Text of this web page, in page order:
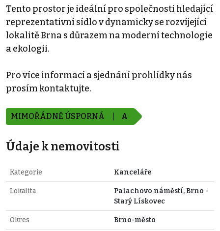
Tento prostor je ideální pro společnosti hledající
reprezentativní sídlo v dynamicky se rozvíjející
lokalitě Brna s důrazem na moderní technologie
a ekologii.
Pro více informací a sjednání prohlídky nás
prosím kontaktujte.
MIMOŘÁDNĚ ÚSPORNÁ A
Údaje k nemovitosti
Kategorie Kanceláře
Lokalita
Palachovo náměstí, Brno -
Starý Lískovec
Okres Brno-město